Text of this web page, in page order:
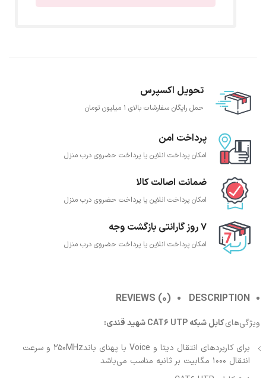
تحویل اکسپرس
حمل رایگان سفارشات بالای 1 میلیون تومان
پرداخت امن
امکان پرداخت انلاین یا پرداخت حضروی درب منزل
ضمانت اصالت کالا
امکان پرداخت انلاین یا پرداخت حضروی درب منزل
7 روز گارانتی بازگشت وجه
امکان پرداخت انلاین یا پرداخت حضروی درب منزل
DESCRIPTION
REVIEWS (0)
ویژگی‌هایکابل شبکه CAT6 UTP شهید قندی:
برای کاربردهای انتقال دیتا و Voice با پهنای باند250MHz و سرعت
انتقال 1000 مگابیت بر ثانیه مناسب می‌باشد